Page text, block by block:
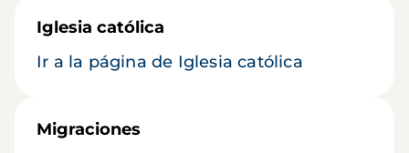
Iglesia católica
Ir a la página de Iglesia católica
Migraciones